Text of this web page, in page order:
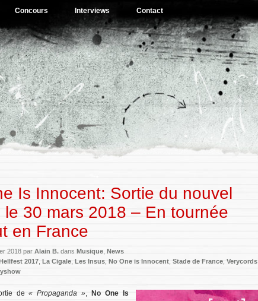
Concours Interviews Contact
Is Innocent: Sortie du nouvel
le 30 mars 2018 – En tournée
en France
2018 par Alain B. dans Musique News
2017 La Cigale Les Insus No One is Innocent Stade de France Verycords
de« Propaganda »,
No One Is